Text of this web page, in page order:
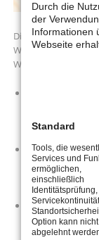
Die
Wohnungsbestand
Wohngebiete.
Blockbauweise
210 WE der
Wohngebietes
1989/1990
von Balkonen
24 WE
Georgenstraße.
Durch die
der
Informationen
Webseite
Standard
Tools, die
Services und
ermöglichen,
einschließlich
Identitätsprüfung,
Option kann nicht
abgelehnt